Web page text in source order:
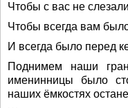
Чтобы с вас не
Чтобы всегда вам
И всегда было перед
Поднимем наши
именинницы было
наших ёмкостях